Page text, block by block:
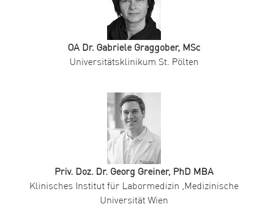
OA Dr. Gabriele Graggober, MSc
Universitätsklinikum St. Pölten
Priv. Doz. Dr. Georg Greiner, PhD MBA
Klinisches Institut für Labormedizin ,Medizinische
Universität Wien